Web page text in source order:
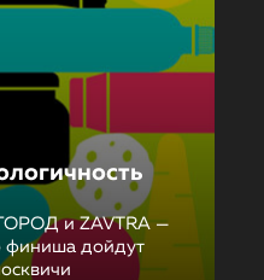
и ZAVTRA —
финиша дойдут